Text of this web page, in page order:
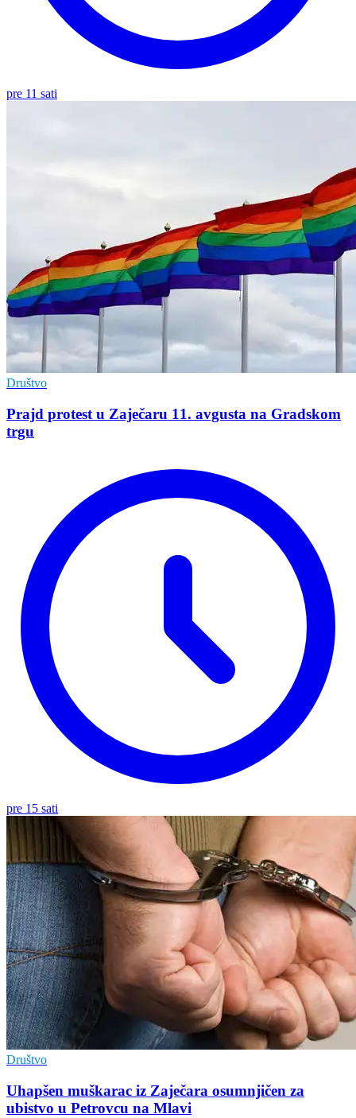
pre 11 sati
Društvo
Prajd protest u Zaječaru 11. avgusta na Gradskom
trgu
pre 15 sati
Društvo
Uhapšen muškarac iz Zaječara osumnjičen za
ubistvo u Petrovcu na Mlavi